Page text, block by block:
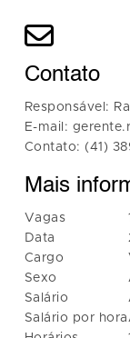
Contato
Responsável:
E-mail:
Contato: (41)
Mais
Vagas
Data
Cargo
Sexo
Salário
Salário por hora
1